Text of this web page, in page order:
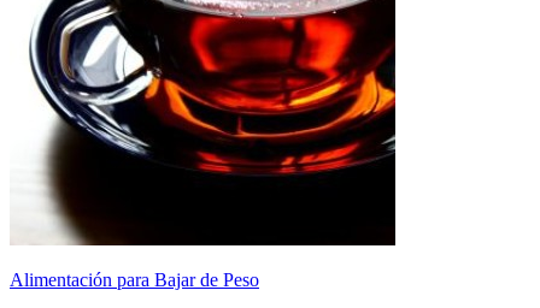
Alimentación para Bajar de Peso